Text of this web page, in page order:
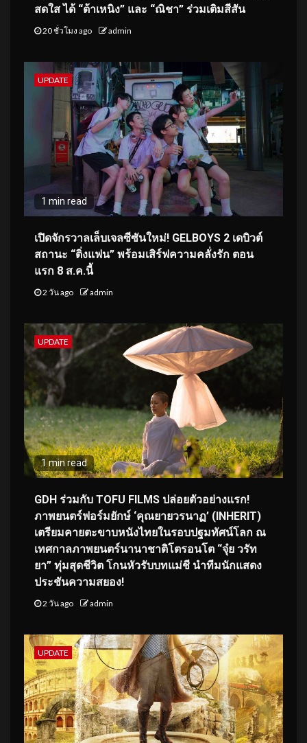
สดใส ได้ “ต้าเหนิง” และ “ณิชา” ร่วมเติมสีสัน
20 ชั่วโมง ago admin
UPDATE
1 min read
เปิดจักรวาลเล็บเจลซีซันใหม่! GELBOYS 2 เดบิวต์
สถานะ “ติ่งแฟน” พร้อมเสิร์ฟความคลั่งรัก ตอน
แรก 8 ส.ค.นี้
2 วัน ago admin
UPDATE
1 min read
GDH ร่วมกับ TOFU FILMS ปล่อยตัวอย่างแรก!
ภาพยนตร์ฟอร์มยักษ์ ‘คุณยายวรนาฏ’ (INHERIT)
เตรียมคายตะขาบหนังไทยในรอบปฐมทัศน์โลก ณ
เทศกาลภาพยนตร์นานาชาติโตรอนโต “จุ๋ย วรัท
ยา” ทุ่มสุดชีวิต โกนหัวรับบทแม่ชี นำทีมนักแสดง
ประชันความสยอง!
2 วัน ago admin
UPDATE